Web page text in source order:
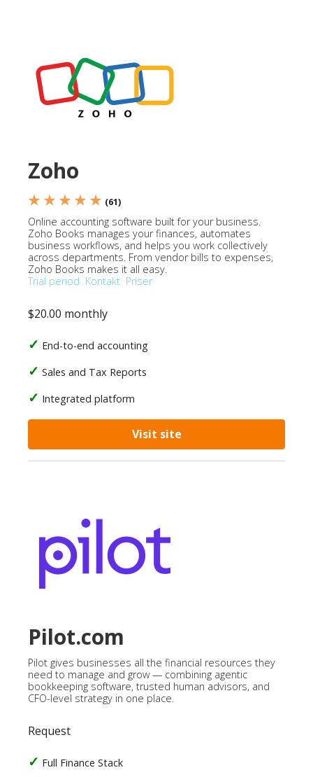
Zoho
★ ★ ★ ★ ★ (61)
Online accounting software built for your business.
Zoho Books manages your finances, automates
business workflows, and helps you work collectively
across departments. From vendor bills to expenses,
Zoho Books makes it all easy.
Trial period Kontakt Priser
$20.00 monthly
End-to-end accounting
Sales and Tax Reports
Integrated platform
Visit site
Pilot.com
Pilot gives businesses all the financial resources they
need to manage and grow — combining agentic
bookkeeping software, trusted human advisors, and
CFO-level strategy in one place.
Request
Full Finance Stack